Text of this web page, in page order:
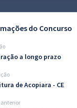
do Concurso
a longo prazo
de Acopiara - CE